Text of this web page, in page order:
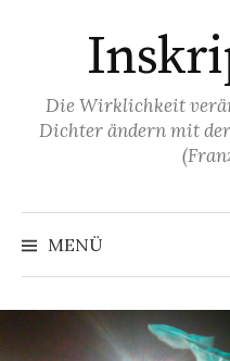
Die Wirklichkeit
Dichter ändern mit
MENÜ